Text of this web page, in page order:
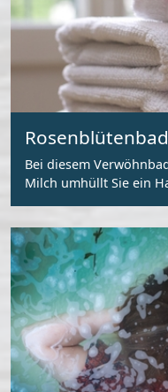
Rosenblütenbad
Bei diesem
Milch umhüllt Sie ein